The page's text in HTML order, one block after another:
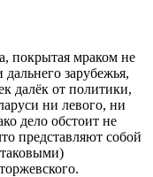
покрытая мраком не
зарубежья,
далёк от политики,
ни левого, ни
дело обстоит не
представляют собой